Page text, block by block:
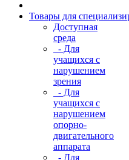
Товары для
Доступная
среда
- Для
учащихся с
нарушением
зрения
- Для
учащихся с
нарушением
опорно-
двигательного
аппарата
- Для